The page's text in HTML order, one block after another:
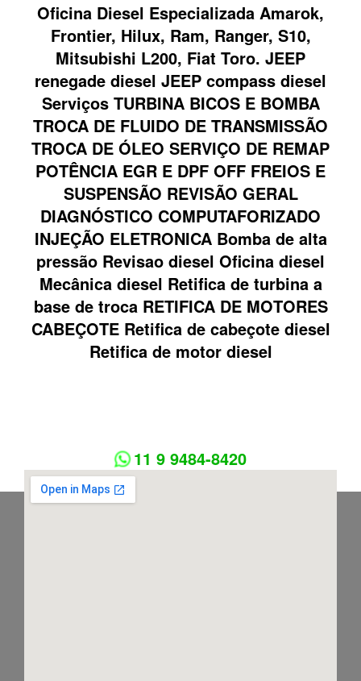
Oficina Diesel Especializada Amarok,
Frontier, Hilux, Ram, Ranger, S10,
Mitsubishi L200, Fiat Toro. JEEP
renegade diesel JEEP compass diesel
Serviços TURBINA BICOS E BOMBA
TROCA DE FLUIDO DE TRANSMISSÃO
TROCA DE ÓLEO SERVIÇO DE REMAP
POTÊNCIA EGR E DPF OFF FREIOS E
SUSPENSÃO REVISÃO GERAL
DIAGNÓSTICO COMPUTAFORIZADO
INJEÇÃO ELETRONICA Bomba de alta
pressão Revisao diesel Oficina diesel
Mecânica diesel Retifica de turbina a
base de troca RETIFICA DE MOTORES
CABEÇOTE Retifica de cabeçote diesel
Retifica de motor diesel
11 9 9484-8420